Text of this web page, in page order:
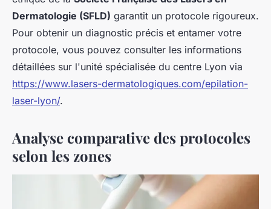
Dermatologie (SFLD) garantit un protocole rigoureux.
Pour obtenir un diagnostic précis et entamer votre
protocole, vous pouvez consulter les informations
détaillées sur l'unité spécialisée du centre Lyon via
https://www.lasers-dermatologiques.com/epilation-
laser-lyon/.
Analyse comparative des protocoles
selon les zones